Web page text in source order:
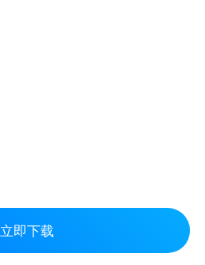
立即下载